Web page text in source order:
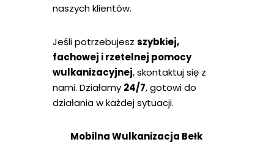
naszych klientów.
Jeśli potrzebujesz szybkiej,
fachowej i rzetelnej pomocy
wulkanizacyjnej, skontaktuj się z
nami. Działamy 24/7, gotowi do
działania w każdej sytuacji.
Mobilna Wulkanizacja Bełk